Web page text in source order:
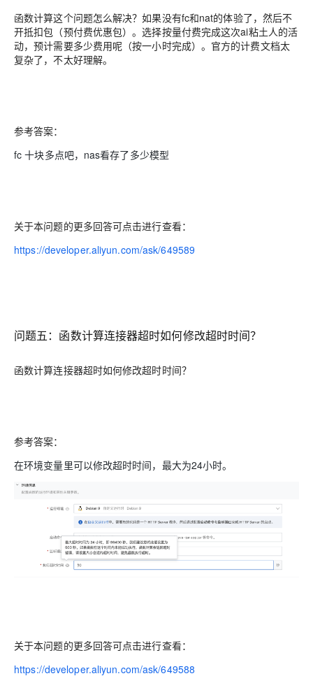
函数计算这个问题怎么解决？如果没有fc和nat的体验了，然后不
开抵扣包（预付费优惠包）。选择按量付费完成这次ai粘土人的活
动，预计需要多少费用呢（按一小时完成）。官方的计费文档太
复杂了，不太好理解。
参考答案：
fc 十块多点吧，nas看存了多少模型
关于本问题的更多回答可点击进行查看：
https://developer.aliyun.com/ask/649589
问题五：函数计算连接器超时如何修改超时时间？
函数计算连接器超时如何修改超时时间？
参考答案：
在环境变量里可以修改超时时间，最大为24小时。
关于本问题的更多回答可点击进行查看：
https://developer.aliyun.com/ask/649588